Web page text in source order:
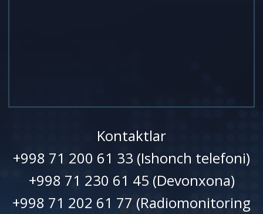
Kontaktlar
+998 71 200 61 33 (Ishonch telefoni)
+998 71 230 61 45 (Devonxonа)
+998 71 202 61 77 (Radiomonitoring